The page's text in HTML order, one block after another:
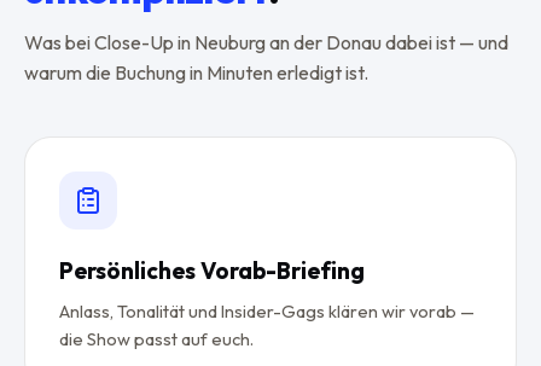
Was bei Close-Up in Neuburg an der Donau dabei ist — und
warum die Buchung in Minuten erledigt ist.
Persönliches Vorab-Briefing
Anlass, Tonalität und Insider-Gags klären wir vorab —
die Show passt auf euch.